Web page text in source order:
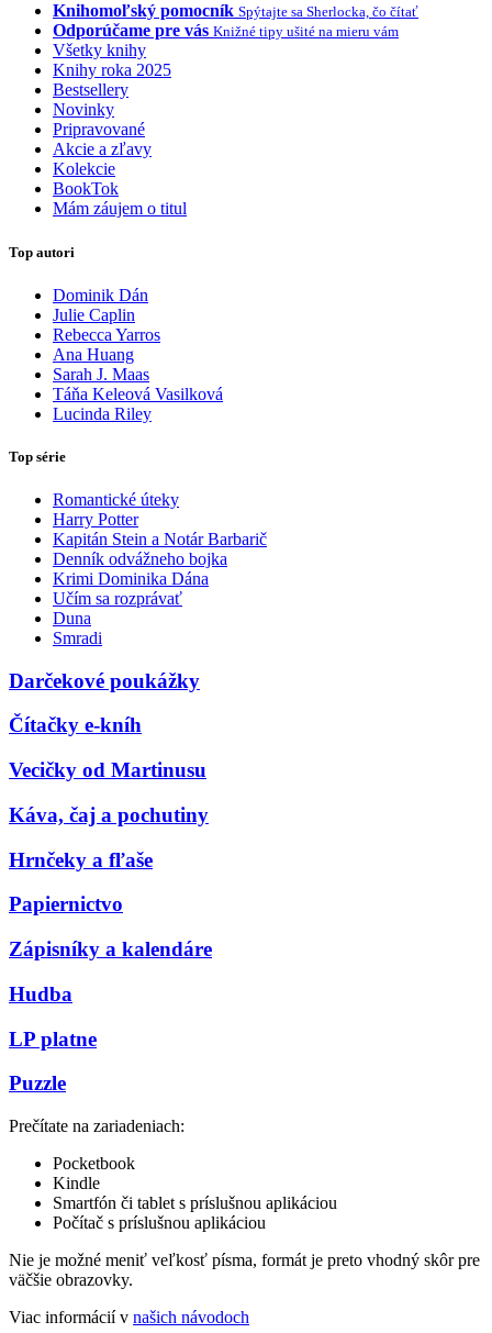
Knihomoľský pomocník Spýtajte sa Sherlocka, čo čítať
Odporúčame pre vás Knižné tipy ušité na mieru vám
Všetky knihy
Knihy roka 2025
Bestsellery
Novinky
Pripravované
Akcie a zľavy
Kolekcie
BookTok
Mám záujem o titul
Top autori
Dominik Dán
Julie Caplin
Rebecca Yarros
Ana Huang
Sarah J. Maas
Táňa Keleová Vasilková
Lucinda Riley
Top série
Romantické úteky
Harry Potter
Kapitán Stein a Notár Barbarič
Denník odvážneho bojka
Krimi Dominika Dána
Učím sa rozprávať
Duna
Smradi
Darčekové poukážky
Čítačky e-kníh
Vecičky od Martinusu
Káva, čaj a pochutiny
Hrnčeky a fľaše
Papiernictvo
Zápisníky a kalendáre
Hudba
LP platne
Puzzle
Prečítate na zariadeniach:
Pocketbook
Kindle
Smartfón či tablet s príslušnou aplikáciou
Počítač s príslušnou aplikáciou
Nie je možné meniť veľkosť písma, formát je preto vhodný skôr pre
väčšie obrazovky.
Viac informácií v našich návodoch